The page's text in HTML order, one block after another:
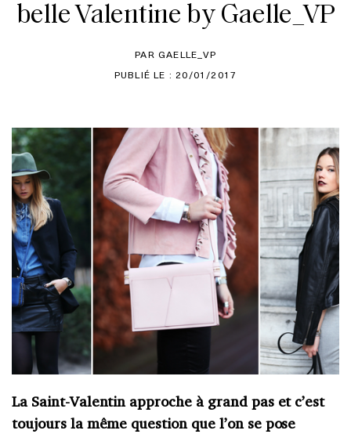
belle Valentine by Gaelle_VP
PAR GAELLE_VP
PUBLIÉ LE : 20/01/2017
La Saint-Valentin approche à grand pas et c’est
toujours la même question que l’on se pose